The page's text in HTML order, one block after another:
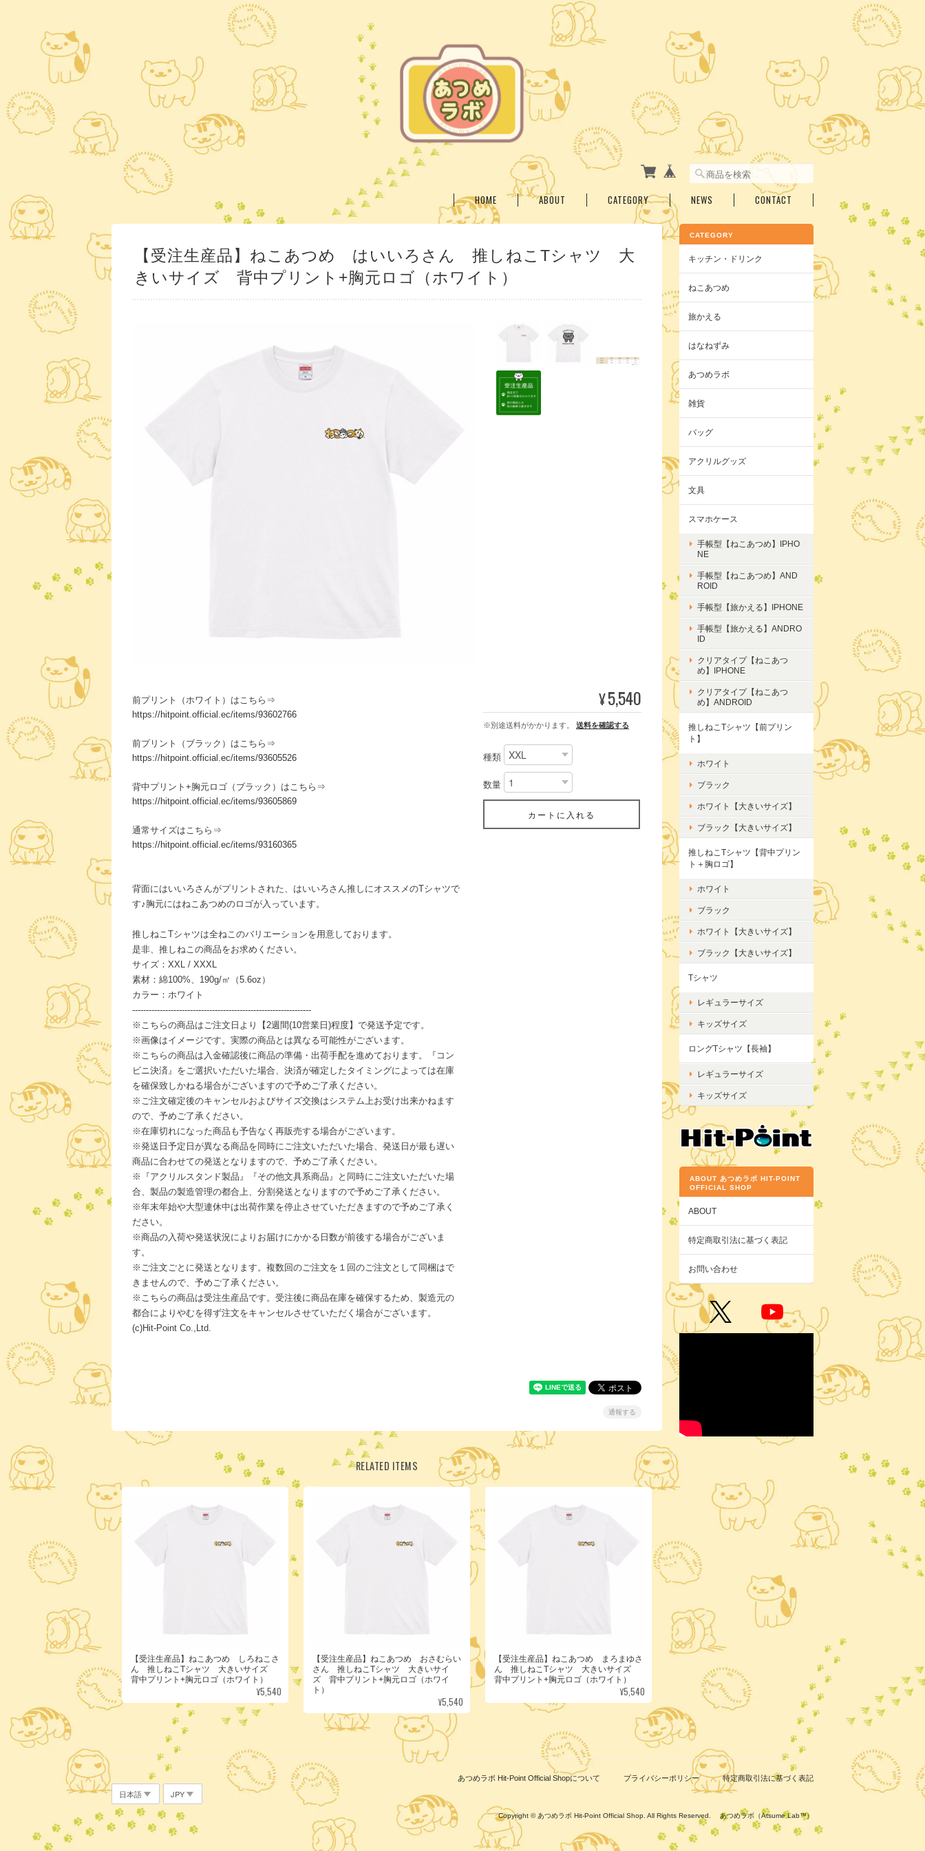
HOME ABOUT CATEGORY NEWS CONTACT
【受注生産品】ねこあつめ はいいろさん 推しねこTシャツ 大
きいサイズ 背中プリント+胸元ロゴ（ホワイト）
前プリント（ホワイト）はこちら⇒
https://hitpoint.official.ec/items/93602766
前プリント（ブラック）はこちら⇒
https://hitpoint.official.ec/items/93605526
背中プリント+胸元ロゴ（ブラック）はこちら⇒
https://hitpoint.official.ec/items/93605869
通常サイズはこちら⇒
https://hitpoint.official.ec/items/93160365
背面にはいいろさんがプリントされた、はいいろさん推しにオススメのTシャツで
す♪胸元にはねこあつめのロゴが入っています。
推しねこTシャツは全ねこのバリエーションを用意しております。
是非、推しねこの商品をお求めください。
サイズ：XXL / XXXL
素材：綿100%、190g/㎡（5.6oz）
カラー：ホワイト
-----------------------------------------------------------------
※こちらの商品はご注文日より【2週間(10営業日)程度】で発送予定です。
※画像はイメージです。実際の商品とは異なる可能性がございます。
※こちらの商品は入金確認後に商品の準備・出荷手配を進めております。『コン
ビニ決済』をご選択いただいた場合、決済が確定したタイミングによっては在庫
を確保致しかねる場合がございますので予めご了承ください。
※ご注文確定後のキャンセルおよびサイズ交換はシステム上お受け出来かねます
ので、予めご了承ください。
※在庫切れになった商品も予告なく再販売する場合がございます。
※発送日予定日が異なる商品を同時にご注文いただいた場合、発送日が最も遅い
商品に合わせての発送となりますので、予めご了承ください。
※『アクリルスタンド製品』『その他文具系商品』と同時にご注文いただいた場
合、製品の製造管理の都合上、分割発送となりますので予めご了承ください。
※年末年始や大型連休中は出荷作業を停止させていただきますので予めご了承く
ださい。
※商品の入荷や発送状況によりお届けにかかる日数が前後する場合がございま
す。
※ご注文ごとに発送となります。複数回のご注文を１回のご注文として同梱はで
きませんので、予めご了承ください。
※こちらの商品は受注生産品です。受注後に商品在庫を確保するため、製造元の
都合によりやむを得ず注文をキャンセルさせていただく場合がございます。
(c)Hit-Point Co.,Ltd.
¥5,540
※別途送料がかかります。 送料を確認する
種類
数量
カートに入れる
通報する
RELATED ITEMS
【受注生産品】ねこあつめ しろねこさ
ん 推しねこTシャツ 大きいサイズ
背中プリント+胸元ロゴ（ホワイト）
¥5,540
【受注生産品】ねこあつめ おさむらい
さん 推しねこTシャツ 大きいサイ
ズ 背中プリント+胸元ロゴ（ホワイ
ト）
¥5,540
【受注生産品】ねこあつめ まろまゆさ
ん 推しねこTシャツ 大きいサイズ
背中プリント+胸元ロゴ（ホワイト）
¥5,540
CATEGORY
キッチン・ドリンク
ねこあつめ
旅かえる
はなねずみ
あつめラボ
雑貨
バッグ
アクリルグッズ
文具
スマホケース
手帳型【ねこあつめ】IPHO
NE
手帳型【ねこあつめ】AND
ROID
手帳型【旅かえる】IPHONE
手帳型【旅かえる】ANDRO
ID
クリアタイプ【ねこあつ
め】IPHONE
クリアタイプ【ねこあつ
め】ANDROID
推しねこTシャツ【前プリン
ト】
ホワイト
ブラック
ホワイト【大きいサイズ】
ブラック【大きいサイズ】
推しねこTシャツ【背中プリン
ト＋胸ロゴ】
ホワイト
ブラック
ホワイト【大きいサイズ】
ブラック【大きいサイズ】
Tシャツ
レギュラーサイズ
キッズサイズ
ロングTシャツ【長袖】
レギュラーサイズ
キッズサイズ
ABOUT あつめラボ HIT-POINT
OFFICIAL SHOP
ABOUT
特定商取引法に基づく表記
お問い合わせ
あつめラボ Hit-Point Official Shopについて プライバシーポリシー 特定商取引法に基づく表記
Copyright © あつめラボ Hit-Point Official Shop. All Rights Reserved. あつめラボ（Atsume Lab™）